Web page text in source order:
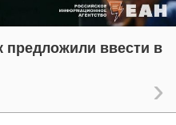
предложили ввести в